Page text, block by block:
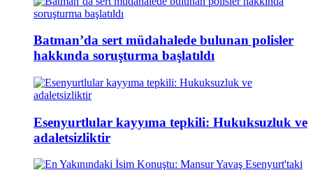
Batman’da sert müdahalede bulunan polisler
hakkında soruşturma başlatıldı
Esenyurtlular kayyıma tepkili: Hukuksuzluk ve
adaletsizliktir